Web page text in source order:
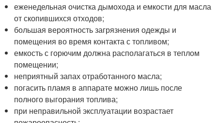
еженедельная очистка дымохода и емкости для масла
от скопившихся отходов;
большая вероятность загрязнения одежды и
помещения во время контакта с топливом;
емкость с горючим должна располагаться в теплом
помещении;
неприятный запах отработанного масла;
погасить пламя в аппарате можно лишь после
полного выгорания топлива;
при неправильной эксплуатации возрастает